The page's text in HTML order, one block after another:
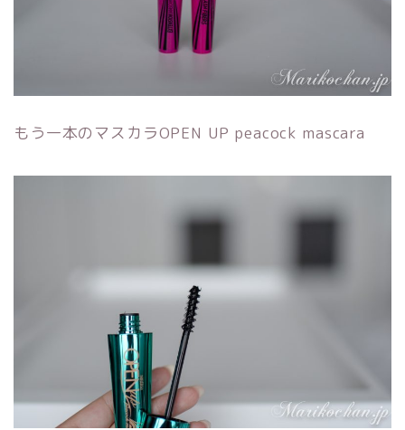
もう一本のマスカラOPEN UP peacock mascara